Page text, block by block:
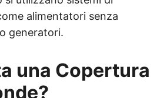
alimentatori senza
generatori.
una Copertura